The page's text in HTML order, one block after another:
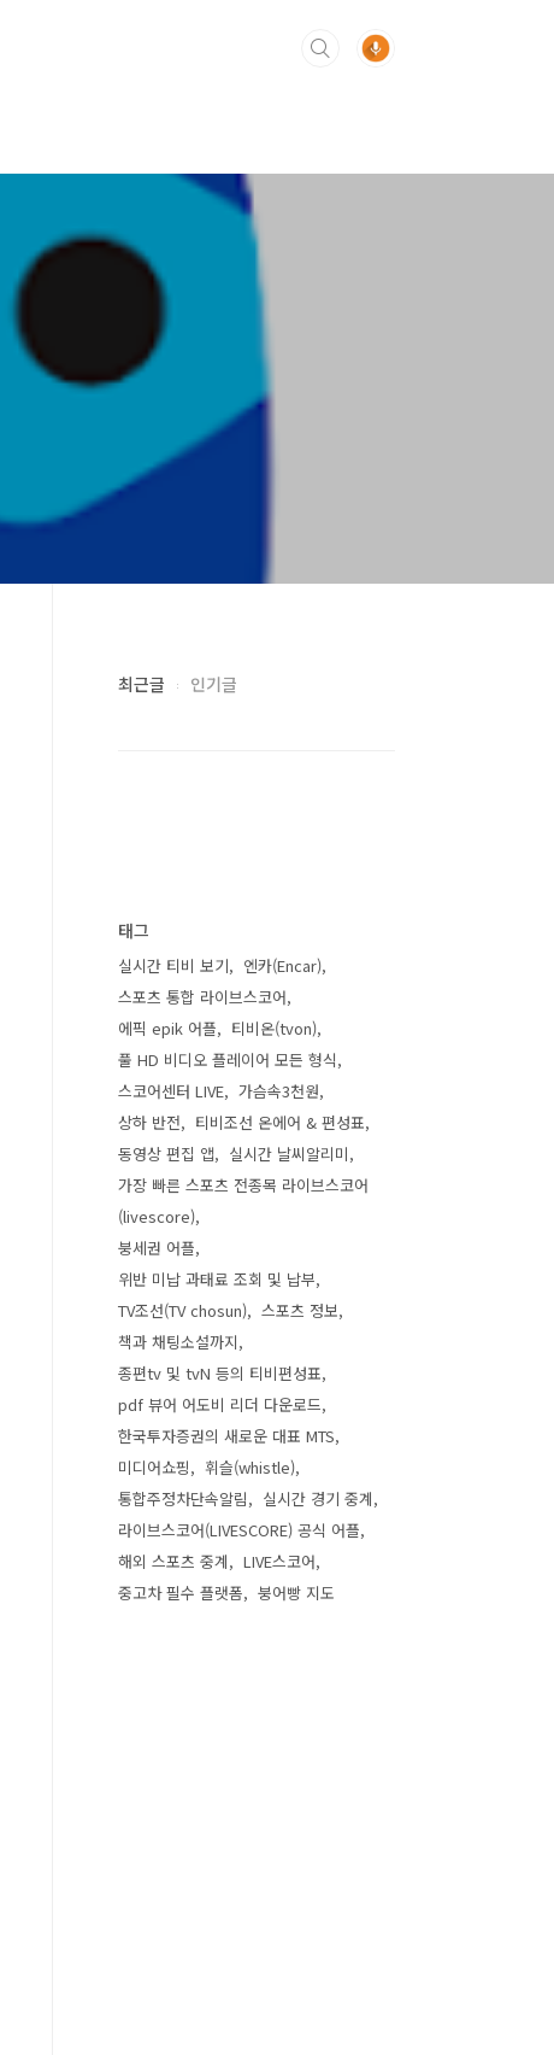
최근글 인기글
태그
실시간 티비 보기
엔카(Encar)
스포츠 통합 라이브스코어
에픽 epik 어플
티비온(tvon)
풀 HD 비디오 플레이어 모든 형식
스코어센터 LIVE
가슴속3천원
상하 반전
티비조선 온에어 & 편성표
동영상 편집 앱
실시간 날씨알리미
가장 빠른 스포츠 전종목 라이브스코어
(livescore)
붕세권 어플
위반 미납 과태료 조회 및 납부
TV조선(TV chosun)
스포츠 정보
책과 채팅소설까지
종편tv 및 tvN 등의 티비편성표
pdf 뷰어 어도비 리더 다운로드
한국투자증권의 새로운 대표 MTS
미디어쇼핑
휘슬(whistle)
통합주정차단속알림
실시간 경기 중계
라이브스코어(LIVESCORE) 공식 어플
해외 스포츠 중계
LIVE스코어
중고차 필수 플랫폼
붕어빵 지도